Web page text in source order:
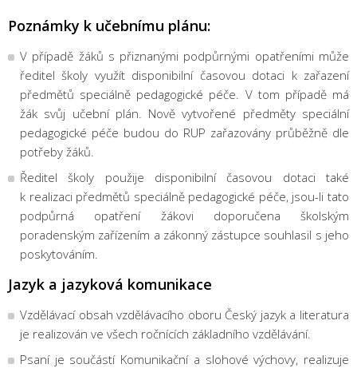
Poznámky k učebnímu plánu:
V případě žáků s přiznanými podpůrnými opatřeními může
ředitel školy využít disponibilní časovou dotaci k zařazení
předmětů speciálně pedagogické péče. V tom případě má
žák svůj učební plán. Nově vytvořené předměty speciální
pedagogické péče budou do RUP zařazovány průběžně dle
potřeby žáků.
Ředitel školy použije disponibilní časovou dotaci také
k realizaci předmětů speciálně pedagogické péče, jsou-li tato
podpůrná opatření žákovi doporučena školským
poradenským zařízením a zákonný zástupce souhlasil s jeho
poskytováním.
Jazyk a jazyková komunikace
Vzdělávací obsah vzdělávacího oboru Český jazyk a literatura
je realizován ve všech ročnících základního vzdělávání.
Psaní je součástí Komunikační a slohové výchovy, realizuje